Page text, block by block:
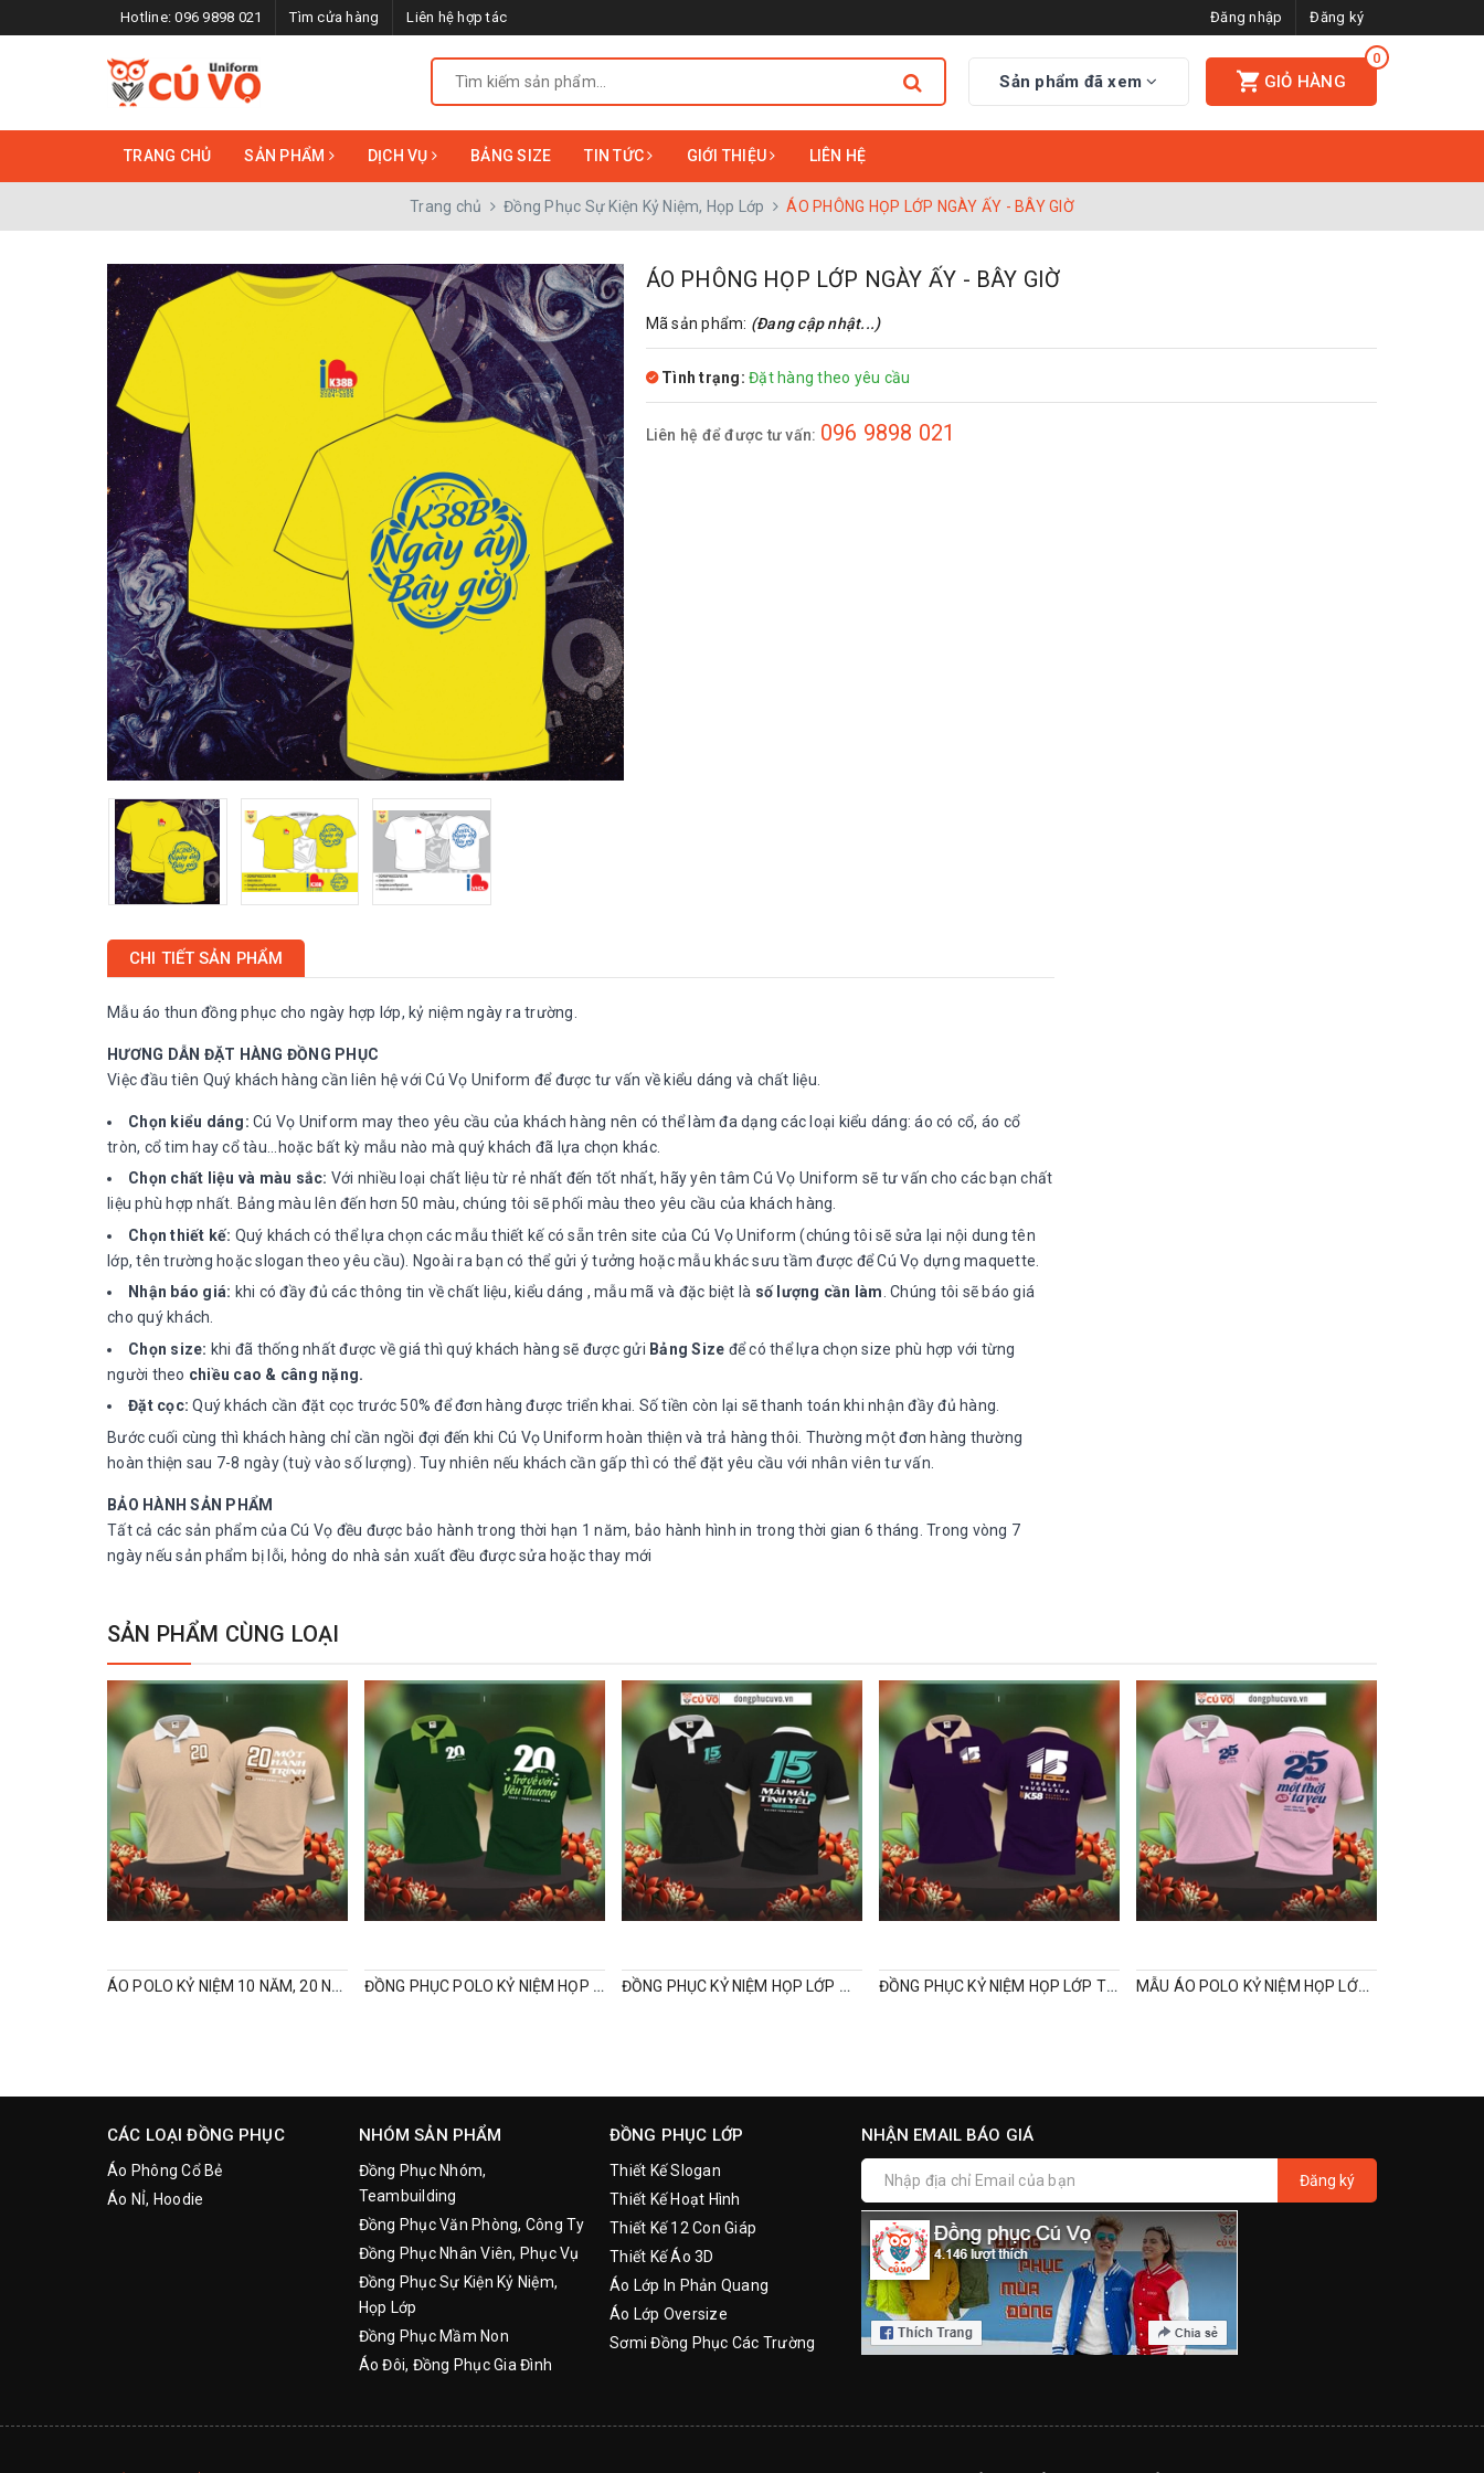
Hotline:096 9898 021 Tìm cửa hàng Liên hệ hợp tác Đăng nhập Đăng ký
Sản phẩm đã xem
0
GIỎ HÀNG
TRANG CHỦ SẢN PHẨM DỊCH VỤ BẢNG SIZE TIN TỨC GIỚI THIỆU LIÊN HỆ
Trang chủ Đồng Phục Sự Kiện Kỷ Niệm, Họp Lớp ÁO PHÔNG HỌP LỚP NGÀY ẤY - BÂY GIỜ
ÁO PHÔNG HỌP LỚP NGÀY ẤY - BÂY GIỜ
Mã sản phẩm: (Đang cập nhật...)
Tình trạng: Đặt hàng theo yêu cầu
Liên hệ để được tư vấn: 096 9898 021
CHI TIẾT SẢN PHẨM
Mẫu áo thun đồng phục cho ngày hợp lớp, kỷ niệm ngày ra trường.
HƯƠNG DẪN ĐẶT HÀNG ĐỒNG PHỤC
Việc đầu tiên Quý khách hàng cần liên hệ với Cú Vọ Uniform để được tư vấn về kiểu dáng và chất liệu.
Chọn kiểu dáng: Cú Vọ Uniform may theo yêu cầu của khách hàng nên có thể làm đa dạng các loại kiểu dáng: áo có cổ, áo cổ
tròn, cổ tim hay cổ tàu...hoặc bất kỳ mẫu nào mà quý khách đã lựa chọn khác.
Chọn chất liệu và màu sắc: Với nhiều loại chất liệu từ rẻ nhất đến tốt nhất, hãy yên tâm Cú Vọ Uniform sẽ tư vấn cho các bạn chất
liệu phù hợp nhất. Bảng màu lên đến hơn 50 màu, chúng tôi sẽ phối màu theo yêu cầu của khách hàng.
Chọn thiết kế: Quý khách có thể lựa chọn các mẫu thiết kế có sẵn trên site của Cú Vọ Uniform (chúng tôi sẽ sửa lại nội dung tên
lớp, tên trường hoặc slogan theo yêu cầu). Ngoài ra bạn có thể gửi ý tưởng hoặc mẫu khác sưu tầm được để Cú Vọ dựng maquette.
Nhận báo giá: khi có đầy đủ các thông tin về chất liệu, kiểu dáng , mẫu mã và đặc biệt là số lượng cần làm. Chúng tôi sẽ báo giá
cho quý khách.
Chọn size: khi đã thống nhất được về giá thì quý khách hàng sẽ được gửi Bảng Size để có thể lựa chọn size phù hợp với từng
người theo chiều cao & câng nặng.
Đặt cọc:Quý khách cần đặt cọc trước 50% để đơn hàng được triển khai. Số tiền còn lại sẽ thanh toán khi nhận đầy đủ hàng.
Bước cuối cùng thì khách hàng chỉ cần ngồi đợi đến khi Cú Vọ Uniform hoàn thiện và trả hàng thôi. Thường một đơn hàng thường
hoàn thiện sau 7-8 ngày (tuỳ vào số lượng). Tuy nhiên nếu khách cần gấp thì có thể đặt yêu cầu với nhân viên tư vấn.
BẢO HÀNH SẢN PHẨM
Tất cả các sản phẩm của Cú Vọ đều được bảo hành trong thời hạn 1 năm, bảo hành hình in trong thời gian 6 tháng. Trong vòng 7
ngày nếu sản phẩm bị lỗi, hỏng do nhà sản xuất đều được sửa hoặc thay mới
SẢN PHẨM CÙNG LOẠI
ÁO POLO KỶ NIỆM 10 NĂM, 20 NĂM, 30 NĂM, 40 NĂM HỌP LỚP ĐỒNG PHỤC POLO KỶ NIỆM HỌP LỚP 10 NĂM, 20 NĂM, 30 NĂM, 40 NĂM ĐỒNG PHỤC KỶ NIỆM HỌP LỚP MÃI MÃI MỘT TÌNH YÊU ĐỒNG PHỤC KỶ NIỆM HỌP LỚP TRỞ VỀ VỚI TRƯỜNG XƯA MẪU ÁO POLO KỶ NIỆM HỌP LỚP MÀU HỒNG
CÁC LOẠI ĐỒNG PHỤC
Áo Phông Cổ Bẻ
Áo NỈ, Hoodie
NHÓM SẢN PHẨM
Đồng Phục Nhóm,
Teambuilding
Đồng Phục Văn Phòng, Công Ty
Đồng Phục Nhân Viên, Phục Vụ
Đồng Phục Sự Kiện Kỷ Niệm,
Họp Lớp
Đồng Phục Mầm Non
Áo Đôi, Đồng Phục Gia Đình
ĐỒNG PHỤC LỚP
Thiết Kế Slogan
Thiết Kế Hoạt Hình
Thiết Kế 12 Con Giáp
Thiết Kế Áo 3D
Áo Lớp In Phản Quang
Áo Lớp Oversize
Sơmi Đồng Phục Các Trường
NHẬN EMAIL BÁO GIÁ
Đăng ký